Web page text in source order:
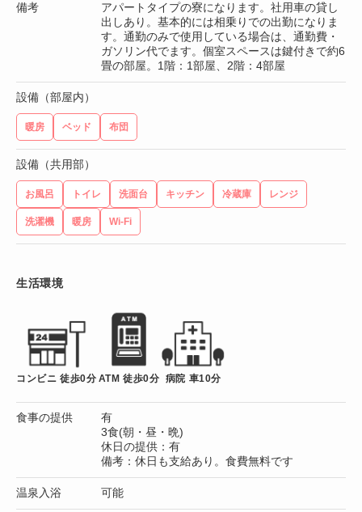
備考
アパートタイプの寮になります。社用車の貸し
出しあり。基本的には相乗りでの出勤になりま
す。通勤のみで使用している場合は、通勤費・
ガソリン代でます。個室スペースは鍵付きで約6
畳の部屋。1階：1部屋、2階：4部屋
設備（部屋内）
暖房 ベッド 布団
設備（共用部）
お風呂 トイレ 洗面台 キッチン 冷蔵庫 レンジ
洗濯機 暖房 Wi-Fi
生活環境
コンビニ 徒歩0分 ATM 徒歩0分 病院 車10分
食事の提供
有
3食(朝・昼・晩)
休日の提供：有
備考：休日も支給あり。食費無料です
温泉入浴 可能